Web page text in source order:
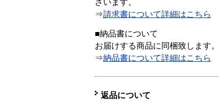
ざいます。
⇒請求書について詳細はこちら
■納品書について
お届けする商品に同梱致します。
⇒納品書について詳細はこちら
返品について